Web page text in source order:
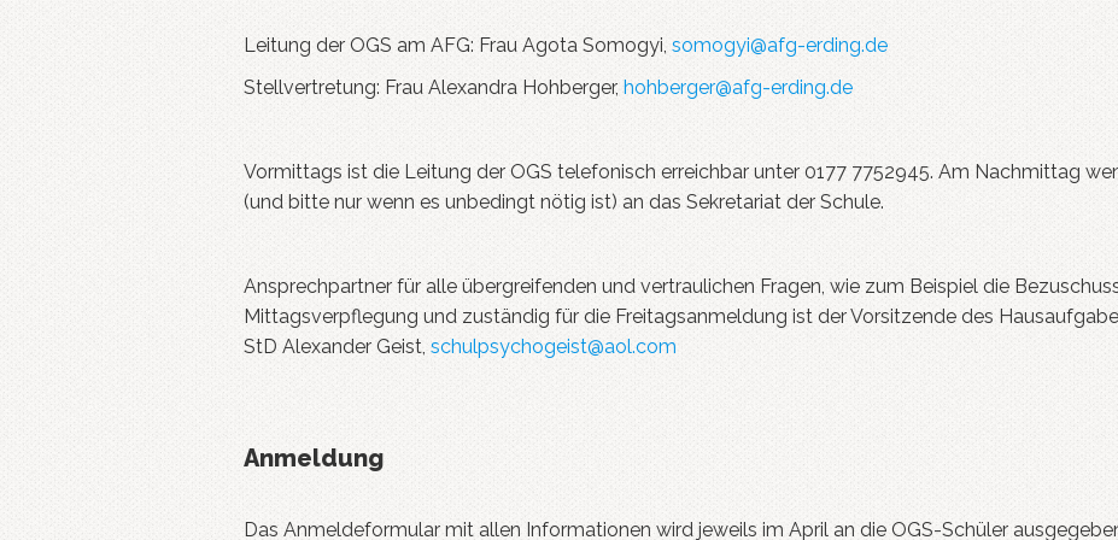
Leitung der OGS am AFG: Frau Agota Somogyi, somogyi@afg-erding.de
Stellvertretung: Frau Alexandra Hohberger, hohberger@afg-erding.de
Vormittags ist die Leitung der OGS telefonisch erreichbar unter 0177 7752945. Am Nachmittag
(und bitte nur wenn es unbedingt nötig ist) an das Sekretariat der Schule.
Ansprechpartner für alle übergreifenden und vertraulichen Fragen, wie zum Beispiel die
Mittagsverpflegung und zuständig für die Freitagsanmeldung ist der Vorsitzende des
StD Alexander Geist, schulpsychogeist@aol.com
Anmeldung
Das Anmeldeformular mit allen Informationen wird jeweils im April an die OGS-Schüler